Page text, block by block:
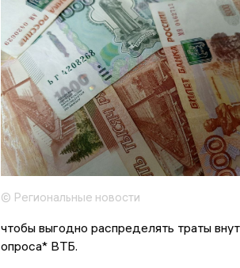
© Региональные новости
чтобы выгодно распределять траты
опроса* ВТБ.